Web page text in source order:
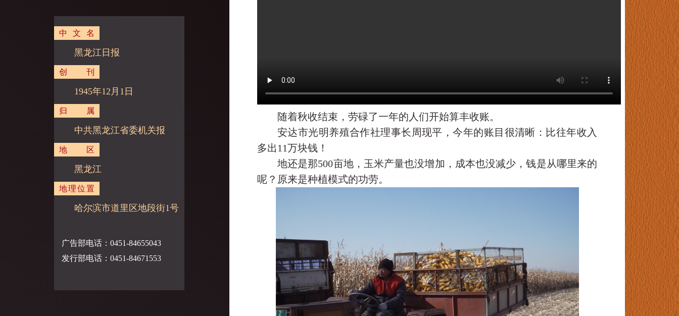
中文名
黑龙江日报
创刊
1945年12月1日
归属
中共黑龙江省委机关报
地区
黑龙江
地理位置
哈尔滨市道里区地段街1号
广告部电话：0451-84655043
发行部电话：0451-84671553
随着秋收结束，劳碌了一年的人们开始算丰收账。
安达市光明养殖合作社理事长周现平，今年的账目很清晰：比往年收入
多出11万块钱！
地还是那500亩地，玉米产量也没增加，成本也没减少，钱是从哪里来的
呢？原来是种植模式的功劳。